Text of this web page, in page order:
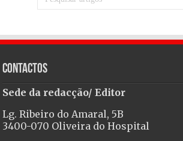
Contactos
Sede da redacção/ Editor
Lg. Ribeiro do Amaral, 5B
3400-070 Oliveira do Hospital